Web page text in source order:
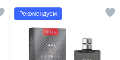
Рекомендуем